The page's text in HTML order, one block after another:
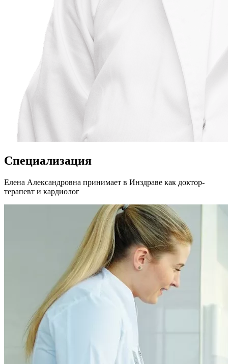
Специализация
Елена Александровна принимает в Инздраве как доктор-
терапевт и кардиолог